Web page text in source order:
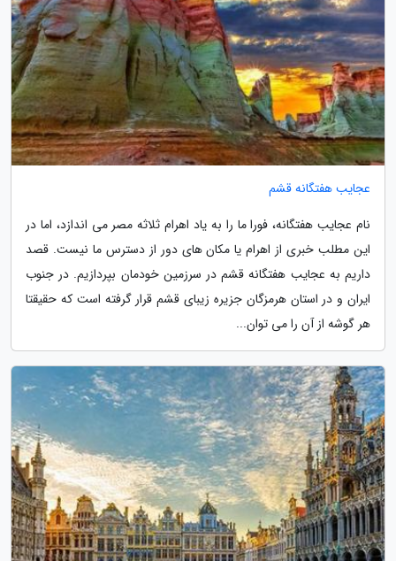
عجایب هفتگانه قشم
نام عجایب هفتگانه، فورا ما را به یاد اهرام ثلاثه مصر می اندازد، اما در
این مطلب خبری از اهرام یا مکان های دور از دسترس ما نیست. قصد
داریم به عجایب هفتگانه قشم در سرزمین خودمان بپردازیم. در جنوب
ایران و در استان هرمزگان جزیره زیبای قشم قرار گرفته است که حقیقتا
هر گوشه از آن را می توان...